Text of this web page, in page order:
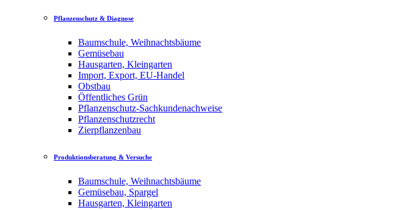
Pflanzenschutz & Diagnose
Baumschule, Weihnachtsbäume
Gemüsebau
Hausgarten, Kleingarten
Import, Export, EU-Handel
Obstbau
Öffentliches Grün
Pflanzenschutz-Sachkundenachweise
Pflanzenschutzrecht
Zierpflanzenbau
Produktionsberatung & Versuche
Baumschule, Weihnachtsbäume
Gemüsebau, Spargel
Hausgarten, Kleingarten